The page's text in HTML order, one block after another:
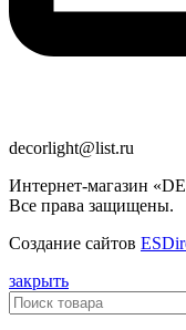
decorlight@list.ru
Интернет-магазин
Все права защищены.
Создание сайтов
закрыть